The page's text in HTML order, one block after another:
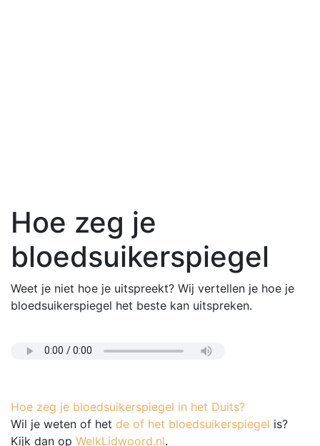
Hoe zeg je
bloedsuikerspiegel
Weet je niet hoe je uitspreekt? Wij vertellen je hoe je
bloedsuikerspiegel het beste kan uitspreken.
Hoe zeg je bloedsuikerspiegel in het Duits?
Wil je weten of het de of het bloedsuikerspiegel is?
Kijk dan op WelkLidwoord.nl.